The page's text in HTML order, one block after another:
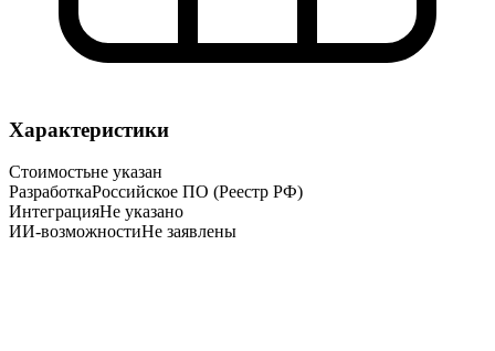
Характеристики
Стоимостьне указан
РазработкаРоссийское ПО (Реестр РФ)
ИнтеграцияНе указано
ИИ-возможностиНе заявлены